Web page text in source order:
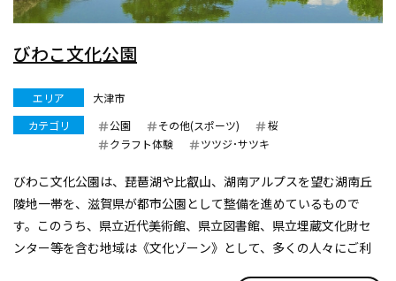
びわこ文化公園
エリア
大津市
カテゴリ
公園 その他(スポーツ)
桜
クラフト体験
ツツジ･サツキ
びわこ文化公園は、琵琶湖や比叡山、湖南アルプスを望む湖南丘
陵地一帯を、滋賀県が都市公園として整備を進めているもので
す。このうち、県立近代美術館、県立図書館、県立埋蔵文化財セ
ンター等を含む地域は《文化ゾーン》として、多くの人々にご利